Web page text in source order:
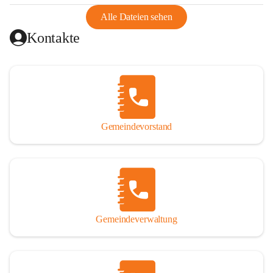
Aus diesem Grund war die Bevölkerung dazu gezwungen,
Schmuggel zu betreiben. Es kam oft zu nächtlichen
Überfällen und Schießereien. Erst mit dem Anschluss des
wirtschaftlich ging es bergauf. Dieser Aufschwung endete
1926. Es folgten Arbeitslosigkeit, Preissteigerung und
Unanbringlichkeit von Produkten. Daher wurde der
Anschluss an das Deutsche Reich begrüßt. Als der Zweite
Weltkrieg ausbrach, schwang die Stimmung um. Es starben
26 Männer an der Front, weitere 16 werden vermisst.
Von 1971 bis 1991 gehörte Wörterberg zur Gemeinde
Ollersdorf. Durch den Einsatz von mehreren Ortsansässigen
wurde Wörterberg 1991 wieder eine eigenständige
Die Gemeinde liegt im Südburgenland im Nordwesten des
Alle Dateien sehen
Kontakte
Gemeindevorstand
Gemeindeverwaltung